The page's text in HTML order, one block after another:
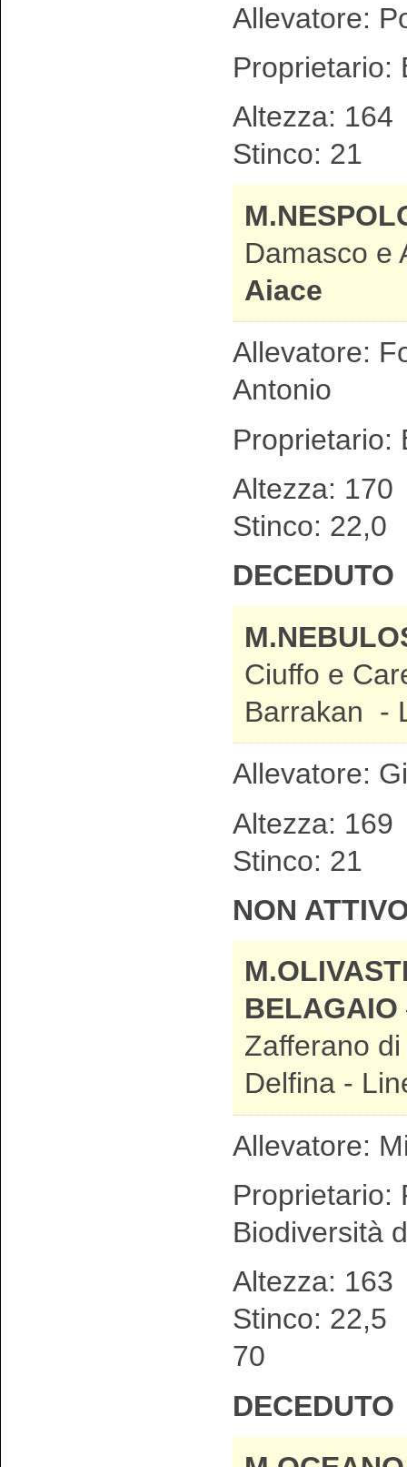
Allevatore:
Proprietario:
Altezza:
Stinco: 21
Damasco e
Aiace
Allevatore:
Antonio
Proprietario:
Altezza:
Stinco:
DECEDUTO
Ciuffo e
Barrakan -
Allevatore:
Altezza:
Stinco: 21
NON
BELAGAIO
Zafferano
Delfina -
Allevatore:
Proprietario:
Biodiversità
Altezza:
Stinco:
70
DECEDUTO